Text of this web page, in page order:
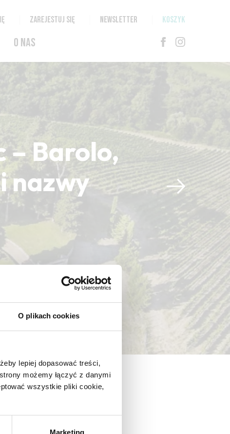
O plikach cookies
lepiej dopasować treści,
możemy łączyć z danymi
wszystkie pliki cookie,
Marketing
ZAREJESTUJ SIĘ NEWSLETTER KOSZYK
O NAS
– Barolo,
nazwy